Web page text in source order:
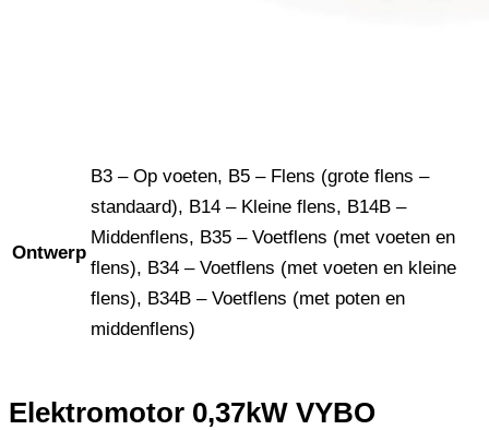
Ontwerp
B3 – Op voeten, B5 – Flens (grote flens –
standaard), B14 – Kleine flens, B14B –
Middenflens, B35 – Voetflens (met voeten en
flens), B34 – Voetflens (met voeten en kleine
flens), B34B – Voetflens (met poten en
middenflens)
Elektromotor 0,37kW VYBO